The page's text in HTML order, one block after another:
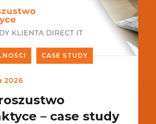
CASE STUDY
2026
– case study